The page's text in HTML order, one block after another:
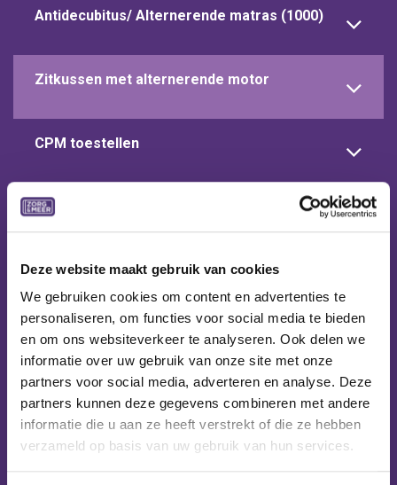
Deze website maakt gebruik van cookies
We gebruiken cookies om content en advertenties te
personaliseren, om functies voor social media te bieden
en om ons websiteverkeer te analyseren. Ook delen we
informatie over uw gebruik van onze site met onze
partners voor social media, adverteren en analyse. Deze
partners kunnen deze gegevens combineren met andere
informatie die u aan ze heeft verstrekt of die ze hebben
verzameld op basis van uw gebruik van hun services.
Antidecubitus/ Alternerende matras (1000)
Zitkussen met alternerende motor
CPM toestellen
Actieve sta-op hulp